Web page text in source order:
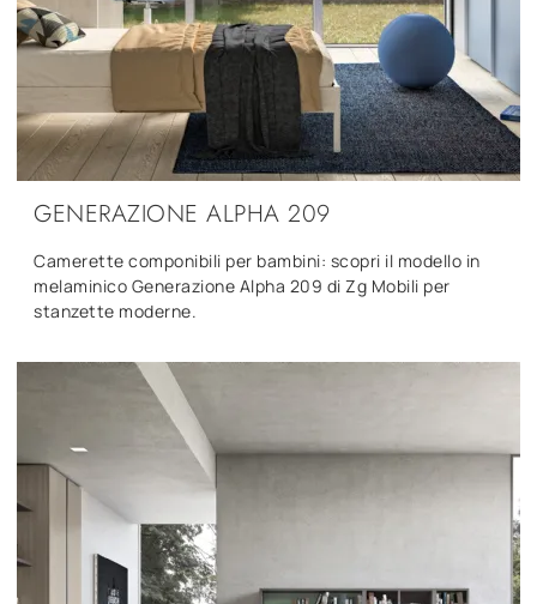
GENERAZIONE ALPHA 209
Camerette componibili per bambini: scopri il modello in
melaminico Generazione Alpha 209 di Zg Mobili per
stanzette moderne.